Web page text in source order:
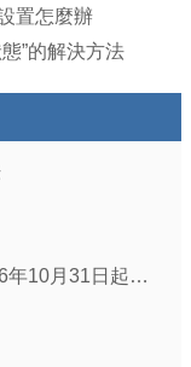
置怎麼辦
”的解決方法
Win7/Win8.1設備即將停止銷售 2016年10月31日起實施